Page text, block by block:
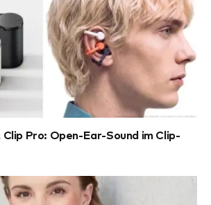
Pro: Open-Ear-Sound im Clip-